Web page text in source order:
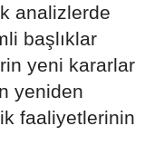
analizlerde
başlıklar
yeni kararlar
yeniden
faaliyetlerinin